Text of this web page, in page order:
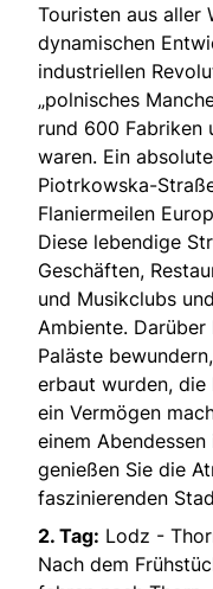
Touristen aus aller
dynamischen
industriellen
„polnisches
rund 600 Fabriken
waren. Ein
Piotrkowska-
Flaniermeilen
Diese lebendige
Geschäften,
und Musikclubs
Ambiente.
Paläste
erbaut wurden, die
ein Vermögen
einem
genießen Sie die
faszinierenden
2. Tag: Lodz -
Nach dem